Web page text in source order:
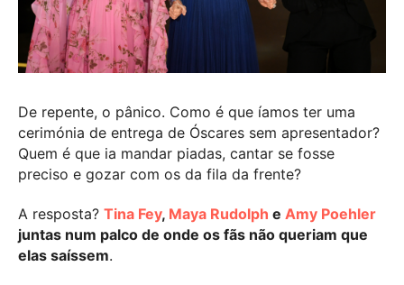
De repente, o pânico. Como é que íamos ter uma
cerimónia de entrega de Óscares sem apresentador?
Quem é que ia mandar piadas, cantar se fosse
preciso e gozar com os da fila da frente?
A resposta? Tina Fey, Maya Rudolph e Amy Poehler
juntas num palco de onde os fãs não queriam que
elas saíssem.